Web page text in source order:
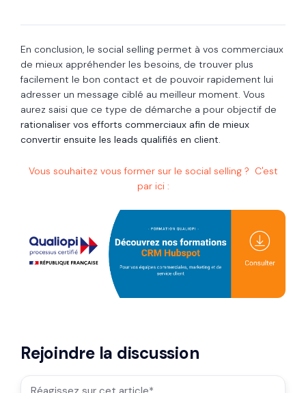
En conclusion, le social selling permet à vos commerciaux
de mieux appréhender les besoins, de trouver plus
facilement le bon contact et de pouvoir rapidement lui
adresser un message ciblé au meilleur moment. Vous
aurez saisi que ce type de démarche a pour objectif de
rationaliser vos efforts commerciaux afin de mieux
convertir ensuite les leads qualifiés en client.
Vous souhaitez vous former sur le social selling ? C'est
par ici :
Rejoindre la discussion